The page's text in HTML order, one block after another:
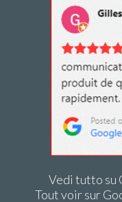
Vedi tutto su
Tout voir sur